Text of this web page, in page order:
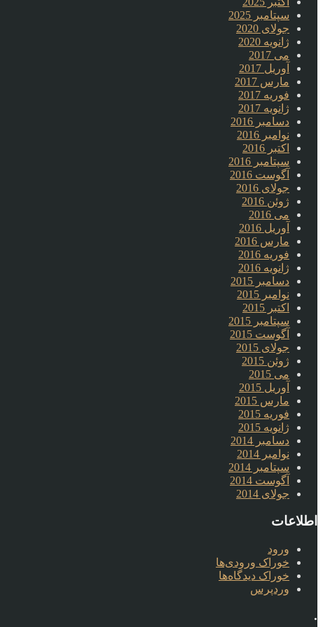
سپتامبر 2025
جولای 2020
ژانویه 2020
می 2017
آوریل 2017
مارس 2017
فوریه 2017
ژانویه 2017
دسامبر 2016
نوامبر 2016
اکتبر 2016
سپتامبر 2016
آگوست 2016
جولای 2016
ژوئن 2016
می 2016
آوریل 2016
مارس 2016
فوریه 2016
ژانویه 2016
دسامبر 2015
نوامبر 2015
اکتبر 2015
سپتامبر 2015
آگوست 2015
جولای 2015
ژوئن 2015
می 2015
آوریل 2015
مارس 2015
فوریه 2015
ژانویه 2015
دسامبر 2014
نوامبر 2014
سپتامبر 2014
آگوست 2014
جولای 2014
اطلاعات
ورود
خوراک ورودی‌ها
خوراک دیدگاه‌ها
وردپرس
.